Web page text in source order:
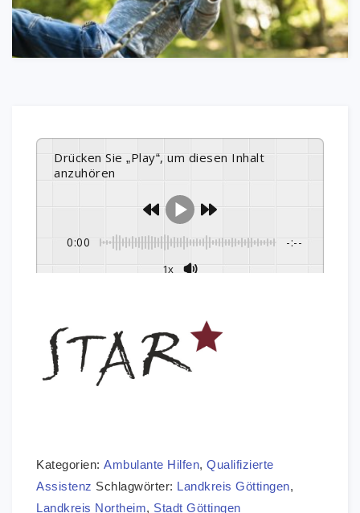
Drücken Sie „Play“, um diesen Inhalt
anzuhören
0:00 -:--
1x
Kategorien: Ambulante Hilfen, Qualifizierte
Assistenz Schlagwörter: Landkreis Göttingen,
Landkreis Northeim, Stadt Göttingen